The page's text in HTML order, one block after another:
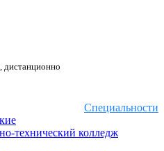
дистанционно
Специальности